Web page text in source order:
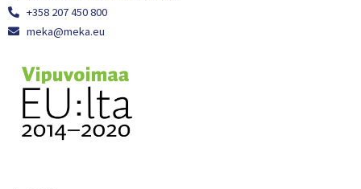
+358 207 450 800
meka@meka.eu